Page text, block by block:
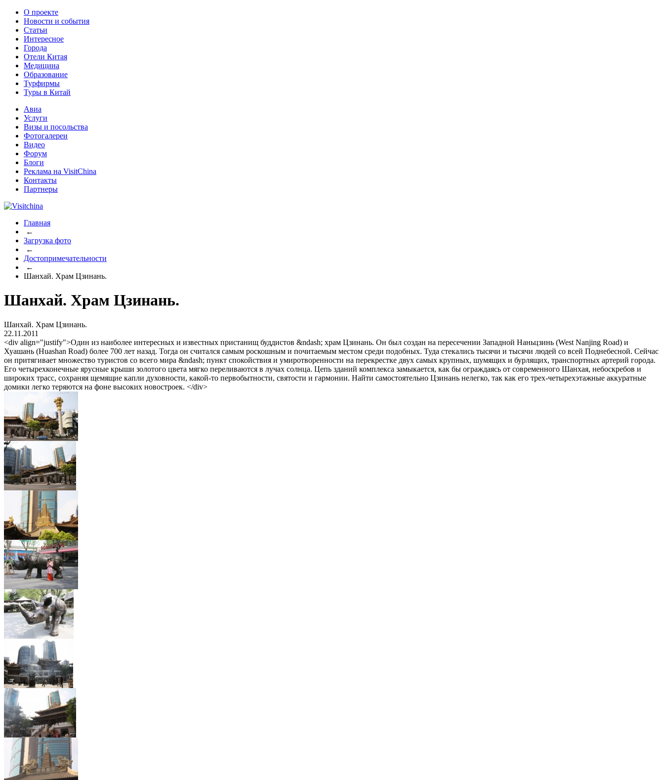
О проекте
Новости и события
Статьи
Интересное
Города
Отели Китая
Медицина
Образование
Турфирмы
Туры в Китай
Авиа
Услуги
Визы и посольства
Фотогалереи
Видео
Форум
Блоги
Реклама на VisitChina
Контакты
Партнеры
Главная
←
Загрузка фото
←
Достопримечательности
←
Шанхай. Храм Цзинань.
Шанхай. Храм Цзинань.
Шанхай. Храм Цзинань.
22.11.2011
<div align="justify">Один из наиболее интересных и известных пристанищ буддистов &ndash; храм Цзинань. Он был создан на пересечении Западной Наньцзинь (West Nanjing Road) и
Хуашань (Huashan Road) более 700 лет назад. Тогда он считался самым роскошным и почитаемым местом среди подобных. Туда стекались тысячи и тысячи людей со всей Поднебесной. Сейчас
он притягивает множество туристов со всего мира &ndash; пункт спокойствия и умиротворенности на перекрестке двух самых крупных, шумящих и бурлящих, транспортных артерий города.
Его четырехконечные ярусные крыши золотого цвета мягко переливаются в лучах солнца. Цепь зданий комплекса замыкается, как бы ограждаясь от современного Шанхая, небоскребов и
широких трасс, сохраняя щемящие капли духовности, какой-то первобытности, святости и гармонии. Найти самостоятельно Цзинань нелегко, так как его трех-четырехэтажные аккуратные
домики легко теряются на фоне высоких новостроек. </div>